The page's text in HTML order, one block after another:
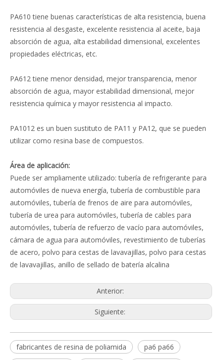
PA610 tiene buenas características de alta resistencia, buena
resistencia al desgaste, excelente resistencia al aceite, baja
absorción de agua, alta estabilidad dimensional, excelentes
propiedades eléctricas, etc.
PA612 tiene menor densidad, mejor transparencia, menor
absorción de agua, mayor estabilidad dimensional, mejor
resistencia química y mayor resistencia al impacto.
PA1012 es un buen sustituto de PA11 y PA12, que se pueden
utilizar como resina base de compuestos.
Área de aplicación:
Puede ser ampliamente utilizado: tubería de refrigerante para
automóviles de nueva energía, tubería de combustible para
automóviles, tubería de frenos de aire para automóviles,
tubería de urea para automóviles, tubería de cables para
automóviles, tubería de refuerzo de vacío para automóviles,
cámara de agua para automóviles, revestimiento de tuberías
de acero, polvo para cestas de lavavajillas, polvo para cestas
de lavavajillas, anillo de sellado de batería alcalina
Anterior:
Siguiente:
fabricantes de resina de poliamida
pa6 pa66